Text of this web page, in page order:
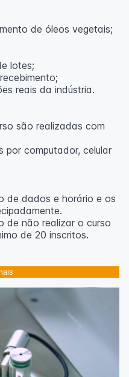
de óleos vegetais;
lotes;
reais da indústria.
são realizadas com
por computador, celular
de dados e horário e os
de não realizar o curso
de 20 inscritos.